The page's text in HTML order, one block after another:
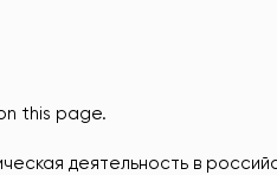
this page.
деятельность в